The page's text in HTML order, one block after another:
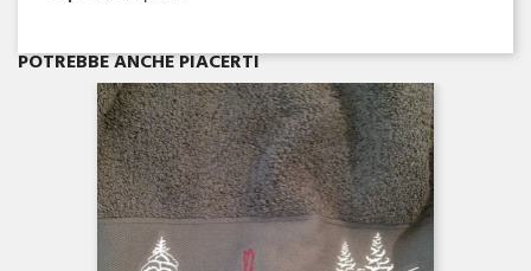
POTREBBE ANCHE PIACERTI
Anteprima